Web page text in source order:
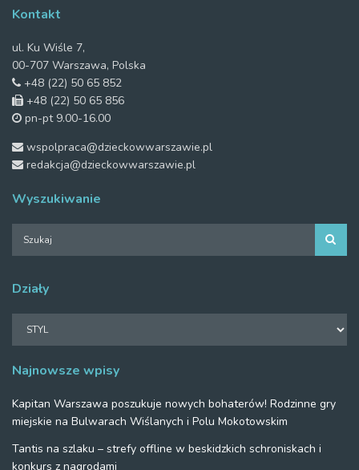
Kontakt
ul. Ku Wiśle 7,
00-707 Warszawa, Polska
+48 (22) 50 65 852
+48 (22) 50 65 856
pn-pt 9.00-16.00
wspolpraca@dzieckowwarszawie.pl
redakcja@dzieckowwarszawie.pl
Wyszukiwanie
Działy
Najnowsze wpisy
Kapitan Warszawa poszukuje nowych bohaterów! Rodzinne gry
miejskie na Bulwarach Wiślanych i Polu Mokotowskim
Tantis na szlaku – strefy offline w beskidzkich schroniskach i
konkurs z nagrodami